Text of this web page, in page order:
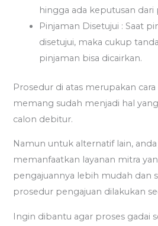
hingga ada keputusan dari
Pinjaman Disetujui : Saat
disetujui, maka cukup
pinjaman bisa dicairkan.
Prosedur di atas merupakan
memang sudah menjadi hal
calon debitur.
Namun untuk alternatif lain, anda
memanfaatkan layanan mitra
pengajuannya lebih mudah dan
prosedur pengajuan dilakukan
Ingin dibantu agar proses gadai